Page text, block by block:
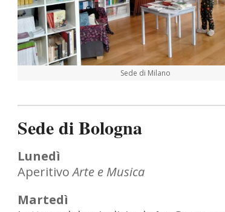
Sede di Milano
Sede di Bologna
Lunedì
AperitivoArte e Musica
Martedì